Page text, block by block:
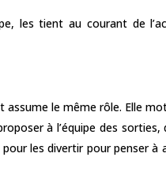
les tient au courant de
le même rôle. Elle
à l’équipe des sorties,
les divertir pour penser à